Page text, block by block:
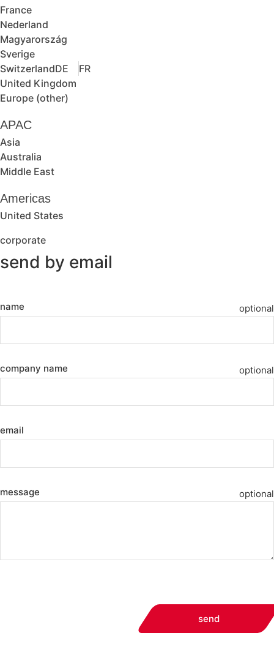
France
Nederland
Magyarország
Sverige
SwitzerlandDE
FR
United Kingdom
Europe (other)
APAC
Asia
Australia
Middle East
Americas
United States
corporate
send by email
name optional
company name optional
email
message optional
send